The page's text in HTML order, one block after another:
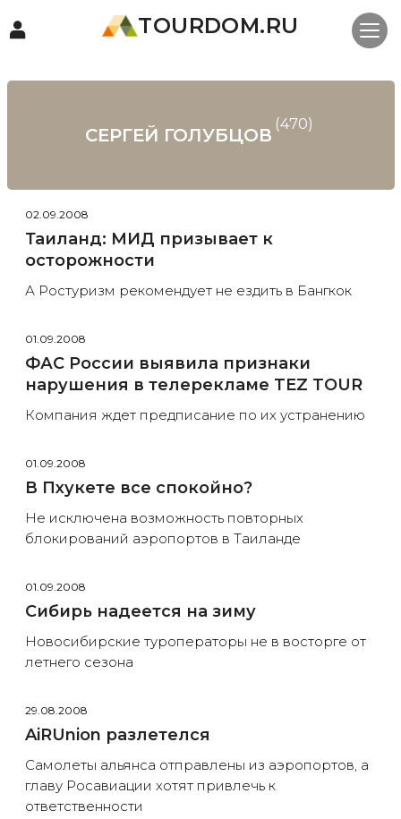
TOURDOM.RU
СЕРГЕЙ ГОЛУБЦОВ
(470)
02.09.2008
Таиланд: МИД призывает к
осторожности
А Ростуризм рекомендует не ездить в Бангкок
01.09.2008
ФАС России выявила признаки
нарушения в телерекламе TEZ TOUR
Компания ждет предписание по их устранению
01.09.2008
В Пхукете все спокойно?
Не исключена возможность повторных
блокирований аэропортов в Таиланде
01.09.2008
Сибирь надеется на зиму
Новосибирские туроператоры не в восторге от
летнего сезона
29.08.2008
AiRUnion разлетелся
Самолеты альянса отправлены из аэропортов, а
главу Росавиации хотят привлечь к
ответственности